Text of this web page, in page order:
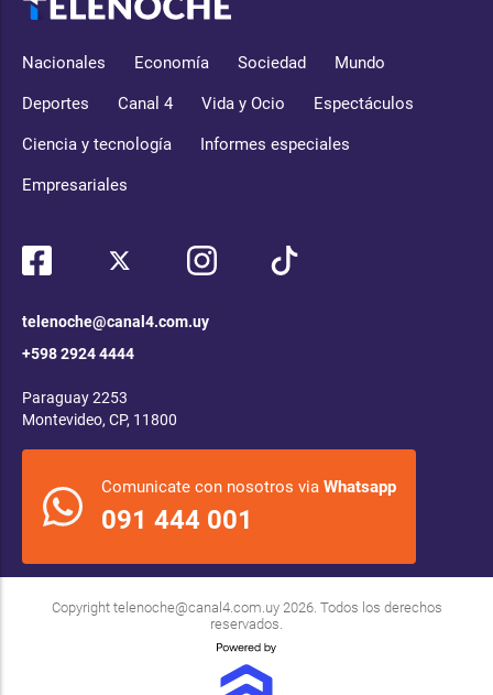
Nacionales Economía Sociedad Mundo
Deportes Canal 4 Vida y Ocio Espectáculos
Ciencia y tecnología Informes especiales
Empresariales
telenoche@canal4.com.uy
+598 2924 4444
Paraguay 2253
Montevideo, CP, 11800
Comunicate con nosotros via Whatsapp
091 444 001
Copyright telenoche@canal4.com.uy2026. Todos los derechos
reservados.